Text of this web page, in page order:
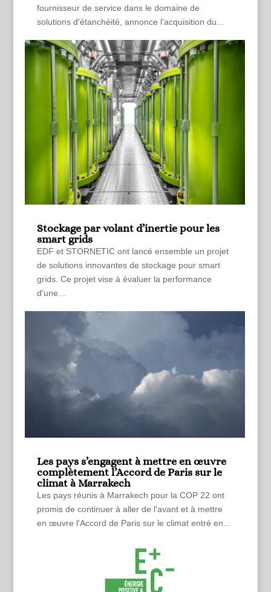
fournisseur de service dans le domaine de
solutions d'étanchéité, annonce l’acquisition du...
Stockage par volant d’inertie pour les
smart grids
EDF et STORNETIC ont lancé ensemble un projet
de solutions innovantes de stockage pour smart
grids. Ce projet vise à évaluer la performance
d'une...
Les pays s’engagent à mettre en œuvre
complètement l’Accord de Paris sur le
climat à Marrakech
Les pays réunis à Marrakech pour la COP 22 ont
promis de continuer à aller de l'avant et à mettre
en œuvre l'Accord de Paris sur le climat entré en...